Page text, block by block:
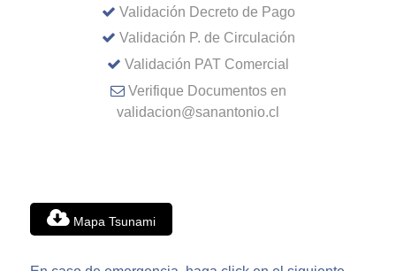
Validación Decreto de Pago
Validación P. de Circulación
Validación PAT Comercial
Verifique Documentos en
validacion@sanantonio.cl
Mapa Tsunami